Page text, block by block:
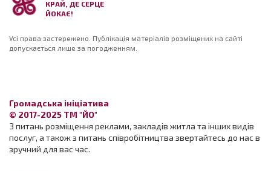
КРАЙ, ДЕ СЕРЦЕ
ЙОКАЄ!
Усі права застережено. Публікація матеріалів розміщених на сайті
допускається лише за погодженням.
Громадська ініціатива
© 2017-2025 ТМ "ЙО"
З питань розміщення реклами, закладів житла та інших видів
послуг, а також з питань співробітництва звертайтесь до нас в
зручний для вас час.